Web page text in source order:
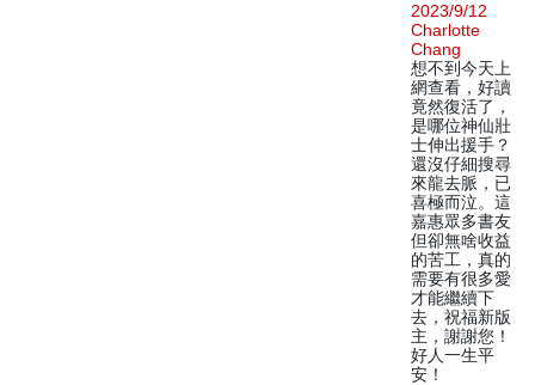
2023/9/12
Charlotte
Chang
想不到今天上
網查看，好讀
竟然復活了，
是哪位神仙壯
士伸出援手？
還沒仔細搜尋
來龍去脈，已
喜極而泣。這
嘉惠眾多書友
但卻無啥收益
的苦工，真的
需要有很多愛
才能繼續下
去，祝福新版
主，謝謝您！
好人一生平
安！